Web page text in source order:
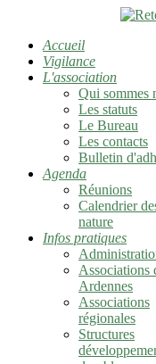
Accueil
Vigilance
L'association
Qui sommes
Les statuts
Le Bureau
Les contacts
Bulletin
Agenda
Réunions
Calendrier
nature
Infos pratiques
Associations
Ardennes
Associations
régionales
Structures